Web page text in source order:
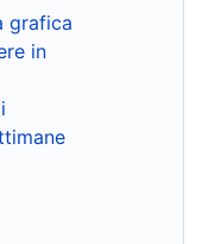
grafica
in